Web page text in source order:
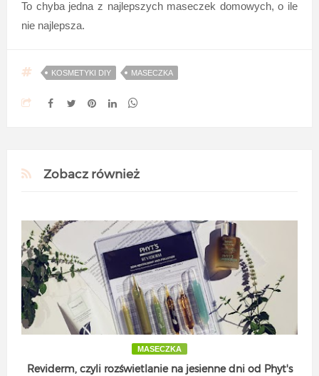
To chyba jedna z najlepszych maseczek domowych, o ile
nie najlepsza.
KOSMETYKI DIY MASECZKA
Zobacz również
MASECZKA
Reviderm, czyli rozświetlanie na jesienne dni od Phyt's